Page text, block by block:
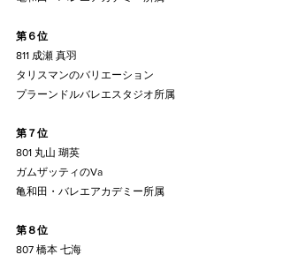
第６位
811 成瀬 真羽
タリスマンのバリエーション
プラーンドルバレエスタジオ所属
第７位
801 丸山 瑚英
ガムザッティのVa
亀和田・バレエアカデミー所属
第８位
807 橋本 七海